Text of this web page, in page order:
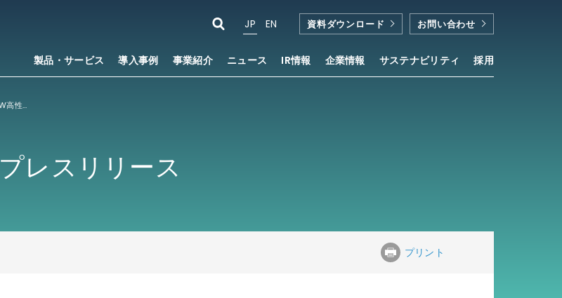
製品・サービス 導入事例 事業紹介 ニュース IR情報 企業情報 サステナビリティ 採用
JP EN 資料ダウンロード お問い合わせ
ACCESS、中国における初のBREW高性能端末にNetFront
プレスリリース
プリント